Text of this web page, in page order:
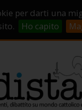
per darti una
Ho capitoCampagne